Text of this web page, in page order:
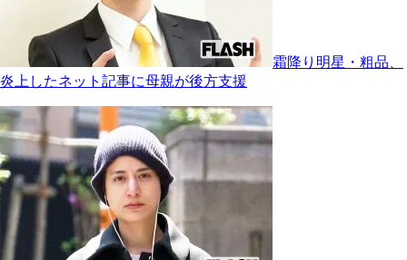
霜降り明星・粗品、
炎上したネット記事に母親が後方支援